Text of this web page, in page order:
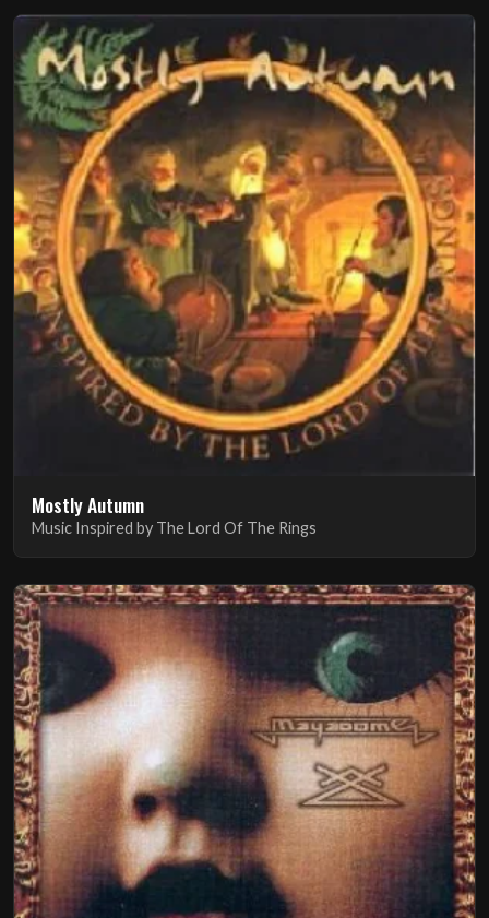
Mostly Autumn
Music Inspired by The Lord Of The Rings